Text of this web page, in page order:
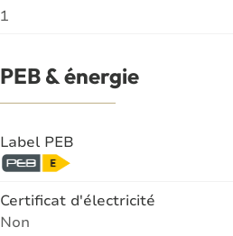
1
PEB & énergie
Label PEB
Certificat d'électricité
Non